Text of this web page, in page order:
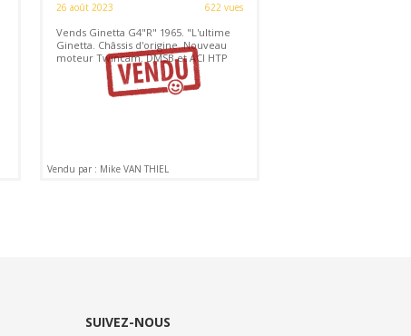
26 août 2023
622 vues
Vends Ginetta G4"R" 1965. "L'ultime
Ginetta. Châssis d'origine. Nouveau
moteur Twincam. DMSB et ACI HTP
Vendu par : Mike VAN THIEL
SUIVEZ-NOUS